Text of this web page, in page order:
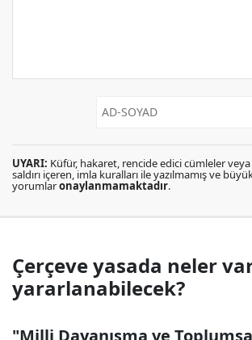
UYARI: Küfür, hakaret, rencide edici cümleler
saldırı içeren, imla kuralları ile yazılmamış ve
yorumlaronaylanmamaktadır.
Çerçeve yasada neler
yararlanabilecek?
"Milli Dayanışma ve